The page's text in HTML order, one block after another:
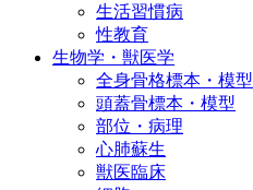
生活習慣病
性教育
生物学・獣医学
全身骨格標本・模型
頭蓋骨標本・模型
部位・病理
心肺蘇生
獣医臨床